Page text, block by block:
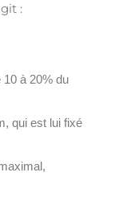
:
10 à 20% du
qui est lui fixé